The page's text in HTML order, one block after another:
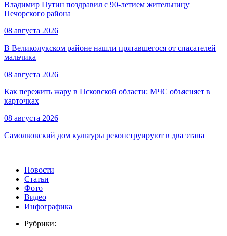
Владимир Путин поздравил с 90-летием жительницу
Печорского района
08 августа 2026
В Великолукском районе нашли прятавшегося от спасателей
мальчика
08 августа 2026
Как пережить жару в Псковской области: МЧС объясняет в
карточках
08 августа 2026
Самолвовский дом культуры реконструируют в два этапа
Новости
Статьи
Фото
Видео
Инфографика
Рубрики: